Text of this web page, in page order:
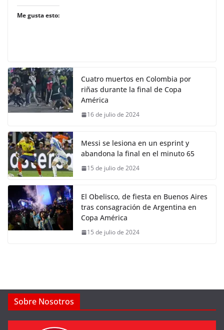
Me gusta esto:
Cuatro muertos en Colombia por
riñas durante la final de Copa
América
16 de julio de 2024
Messi se lesiona en un esprint y
abandona la final en el minuto 65
15 de julio de 2024
El Obelisco, de fiesta en Buenos Aires
tras consagración de Argentina en
Copa América
15 de julio de 2024
Sobre Nosotros